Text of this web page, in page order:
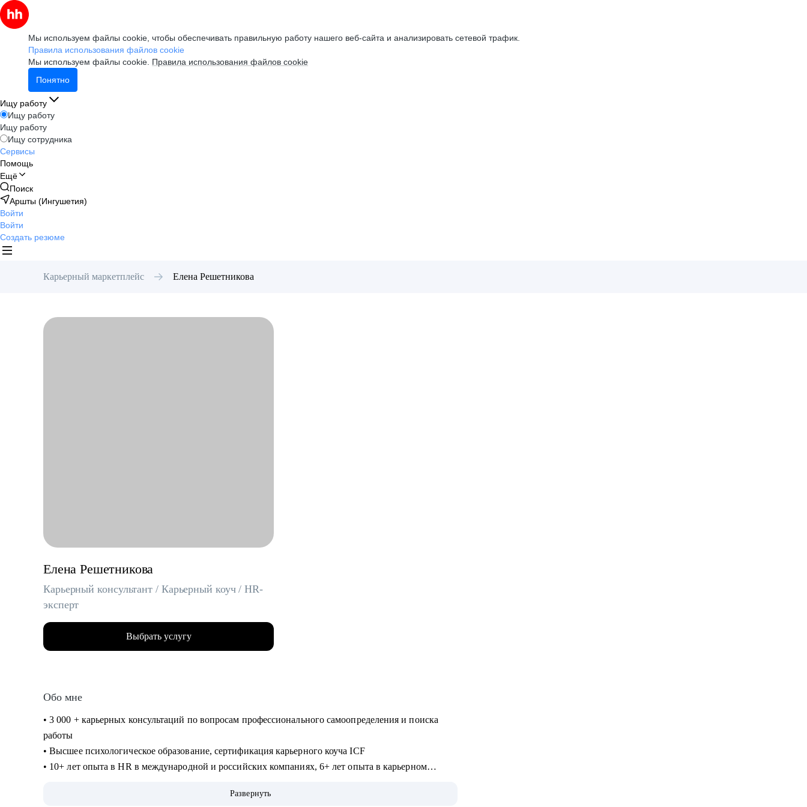
Мы используем файлы cookie, чтобы обеспечивать правильную работу нашего веб-сайта и анализировать сетевой трафик.
Правила использования файлов cookie
Мы используем файлы cookie. Правила использования файлов cookie
Понятно
Ищу работу
Ищу работу
Ищу работу
Ищу сотрудника
Сервисы
Помощь
Ещё
Поиск
Аршты (Ингушетия)
Войти
Войти
Создать резюме
Карьерный маркетплейс Елена Решетникова
Елена Решетникова
Карьерный консультант / Карьерный коуч / HR-
эксперт
Выбрать услугу
Обо мне
• 3 000 + карьерных консультаций по вопросам профессионального самоопределения и поиска
работы
• Высшее психологическое образование, сертификация карьерного коуча ICF
• 10+ лет опыта в HR в международной и российских компаниях, 6+ лет опыта в карьерном
• 3 года опыта работы карьерным экспертом Инновационного центра Правительства Москвы
Развернуть